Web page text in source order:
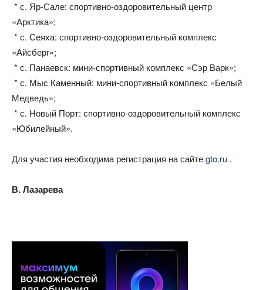
* с. Яр-Сале: спортивно-оздоровительный центр
«Арктика»;
* с. Сеяха: спортивно-оздоровительный комплекс
«Айсберг»;
* с. Панаевск: мини-спортивный комплекс «Сэр Варк»;
* с. Мыс Каменный: мини-спортивный комплекс «Белый
Медведь»;
* с. Новый Порт: спортивно-оздоровительный комплекс
«Юбилейный».
Для участия необходима регистрация на сайтеgto.ru .
В. Лазарева